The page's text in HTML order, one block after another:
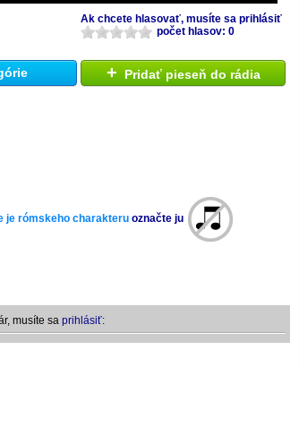
Ak chcete hlasovať, musíte sa prihlásiť
počet hlasov: 0
+ Pridať pieseň do rádia
je rómskeho charakteru označte ju
musíte sa prihlásiť: